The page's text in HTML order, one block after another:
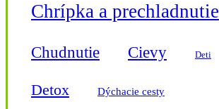
Locacao
London
Mixit
Natura Siberica
Chrípka a prechladnutie
Chudnutie Cievy Deti
Detox Dýchacie cesty